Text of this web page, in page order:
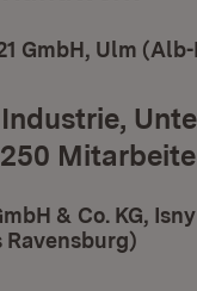
GmbH, Ulm
& Co. KG,
Ravensburg)